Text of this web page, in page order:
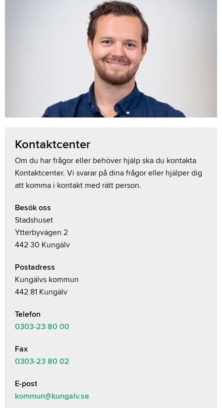
Kontaktcenter
Om du har frågor eller behöver hjälp ska du kontakta
Kontaktcenter. Vi svarar på dina frågor eller hjälper dig
att komma i kontakt med rätt person.
Besök oss
Stadshuset
Ytterbyvägen 2
442 30 Kungälv
Postadress
Kungälvs kommun
442 81 Kungälv
Telefon
0303-23 80 00
Fax
0303-23 80 02
E-post
kommun@kungalv.se